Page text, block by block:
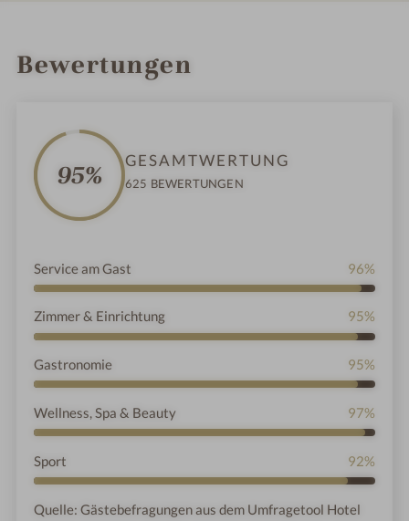
Bewertungen
95% GESAMTWERTUNG
625 BEWERTUNGEN
Service am Gast 96%
Zimmer & Einrichtung 95%
Gastronomie 95%
Wellness, Spa & Beauty 97%
Sport 92%
Quelle: Gästebefragungen aus dem Umfragetool Hotel